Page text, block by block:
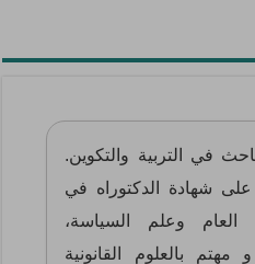
في التربية والتكوين.
شهادة الدكتوراه في
العام وعلم السياسة،
بالعلوم القانونية